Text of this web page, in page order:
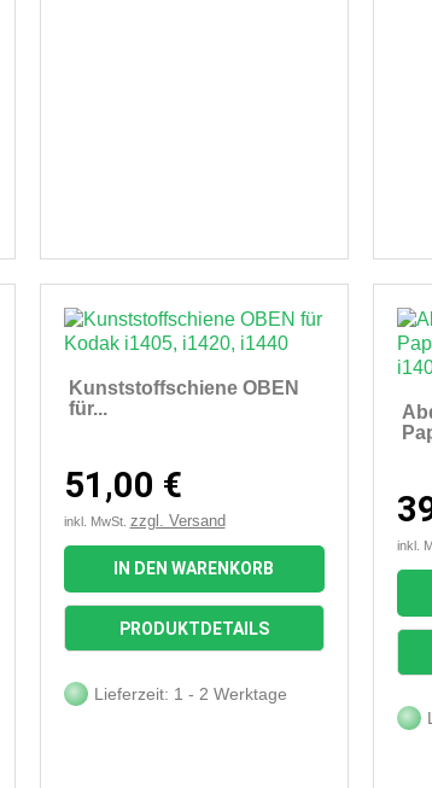
 Vorschau
Kunststoffschiene OBEN
für...
51,00 €
inkl. MwSt. zzgl. Versand
IN DEN WARENKORB
PRODUKTDETAILS
Lieferzeit: 1 - 2 Werktage
inkl.